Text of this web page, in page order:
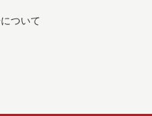
ついて